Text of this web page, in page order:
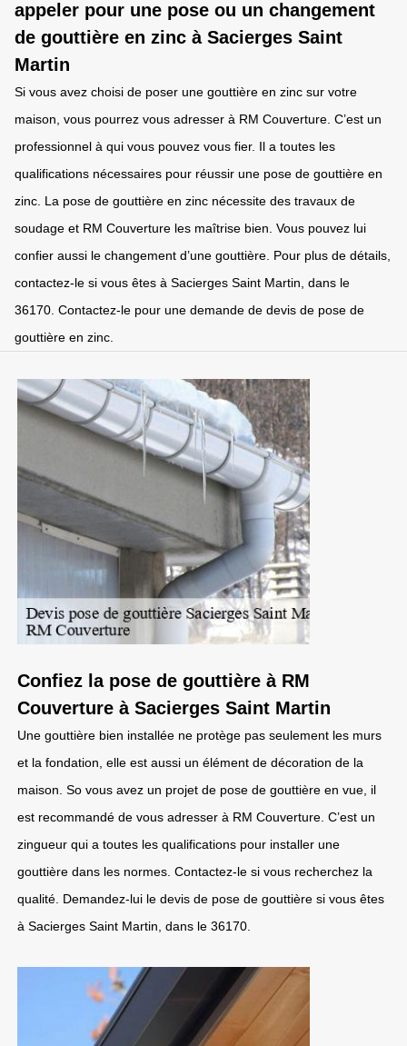
appeler pour une pose ou un changement
de gouttière en zinc à Sacierges Saint
Martin
Si vous avez choisi de poser une gouttière en zinc sur votre
maison, vous pourrez vous adresser à RM Couverture. C’est un
professionnel à qui vous pouvez vous fier. Il a toutes les
qualifications nécessaires pour réussir une pose de gouttière en
zinc. La pose de gouttière en zinc nécessite des travaux de
soudage et RM Couverture les maîtrise bien. Vous pouvez lui
confier aussi le changement d’une gouttière. Pour plus de détails,
contactez-le si vous êtes à Sacierges Saint Martin, dans le
36170. Contactez-le pour une demande de devis de pose de
gouttière en zinc.
Confiez la pose de gouttière à RM
Couverture à Sacierges Saint Martin
Une gouttière bien installée ne protège pas seulement les murs
et la fondation, elle est aussi un élément de décoration de la
maison. So vous avez un projet de pose de gouttière en vue, il
est recommandé de vous adresser à RM Couverture. C’est un
zingueur qui a toutes les qualifications pour installer une
gouttière dans les normes. Contactez-le si vous recherchez la
qualité. Demandez-lui le devis de pose de gouttière si vous êtes
à Sacierges Saint Martin, dans le 36170.